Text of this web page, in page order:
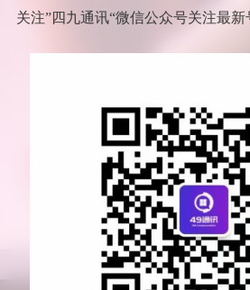
关注”四九通讯“微信公众号关注最